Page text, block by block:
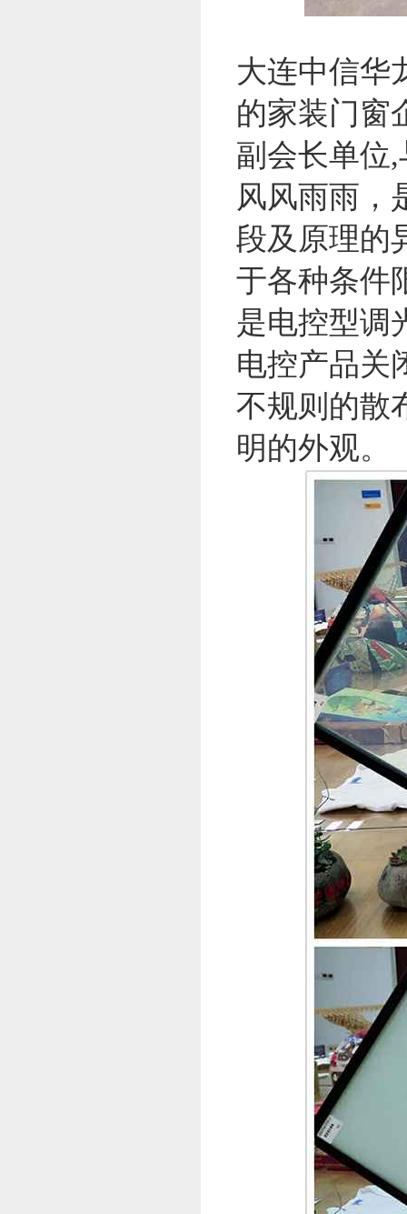
大连中信华
的家装门窗
副会长单位
风风雨雨，
段及原理的
于各种条件
是电控型调
电控产品关
不规则的散
明的外观。